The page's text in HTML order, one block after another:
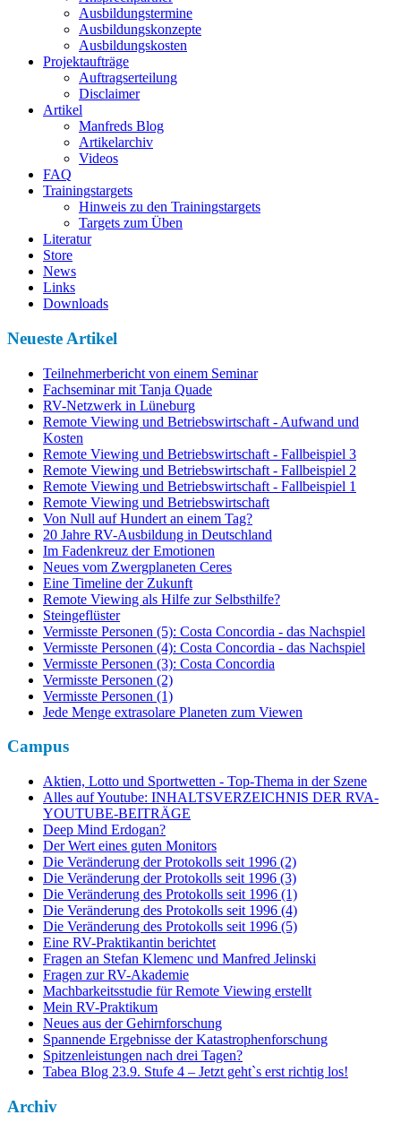
Ausbildungstermine
Ausbildungskonzepte
Ausbildungskosten
Projektaufträge
Auftragserteilung
Disclaimer
Artikel
Manfreds Blog
Artikelarchiv
Videos
FAQ
Trainingstargets
Hinweis zu den Trainingstargets
Targets zum Üben
Literatur
Store
News
Links
Downloads
Neueste Artikel
Teilnehmerbericht von einem Seminar
Fachseminar mit Tanja Quade
RV-Netzwerk in Lüneburg
Remote Viewing und Betriebswirtschaft - Aufwand und
Kosten
Remote Viewing und Betriebswirtschaft - Fallbeispiel 3
Remote Viewing und Betriebswirtschaft - Fallbeispiel 2
Remote Viewing und Betriebswirtschaft - Fallbeispiel 1
Remote Viewing und Betriebswirtschaft
Von Null auf Hundert an einem Tag?
20 Jahre RV-Ausbildung in Deutschland
Im Fadenkreuz der Emotionen
Neues vom Zwergplaneten Ceres
Eine Timeline der Zukunft
Remote Viewing als Hilfe zur Selbsthilfe?
Steingeflüster
Vermisste Personen (5): Costa Concordia - das Nachspiel
Vermisste Personen (4): Costa Concordia - das Nachspiel
Vermisste Personen (3): Costa Concordia
Vermisste Personen (2)
Vermisste Personen (1)
Jede Menge extrasolare Planeten zum Viewen
Campus
Aktien, Lotto und Sportwetten - Top-Thema in der Szene
Alles auf Youtube: INHALTSVERZEICHNIS DER RVA-
YOUTUBE-BEITRÄGE
Deep Mind Erdogan?
Der Wert eines guten Monitors
Die Veränderung der Protokolls seit 1996 (2)
Die Veränderung der Protokolls seit 1996 (3)
Die Veränderung des Protokolls seit 1996 (1)
Die Veränderung des Protokolls seit 1996 (4)
Die Veränderung des Protokolls seit 1996 (5)
Eine RV-Praktikantin berichtet
Fragen an Stefan Klemenc und Manfred Jelinski
Fragen zur RV-Akademie
Machbarkeitsstudie für Remote Viewing erstellt
Mein RV-Praktikum
Neues aus der Gehirnforschung
Spannende Ergebnisse der Katastrophenforschung
Spitzenleistungen nach drei Tagen?
Tabea Blog 23.9. Stufe 4 – Jetzt geht`s erst richtig los!
Archiv